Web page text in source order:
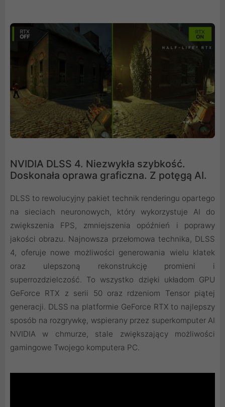
NVIDIA DLSS 4. Niezwykła szybkość.
Doskonała oprawa graficzna. Z potęgą AI.
DLSS to rewolucyjny pakiet technik renderingu opartego
na sieciach neuronowych, który wykorzystuje AI do
zwiększenia FPS, zmniejszenia opóźnień i poprawy
jakości obrazu. ‌Najnowsza przełomowa technika, DLSS
4, oferuje nowe możliwości generowania wielu klatek
oraz ulepszoną rekonstrukcję promieni i
superrozdzielczość. To wszystko dzięki układom GPU
GeForce RTX z serii 50 oraz rdzeniom Tensor piątej
generacji. DLSS na platformie GeForce RTX to najlepszy
sposób na rozgrywkę, wspierany przez superkomputer AI
NVIDIA w chmurze, stale zwiększający możliwości
gamingowe Twojego komputera PC.